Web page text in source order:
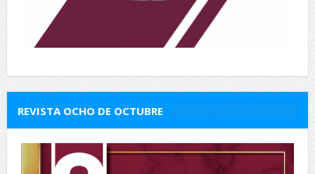
REVISTA OCHO DE OCTUBRE